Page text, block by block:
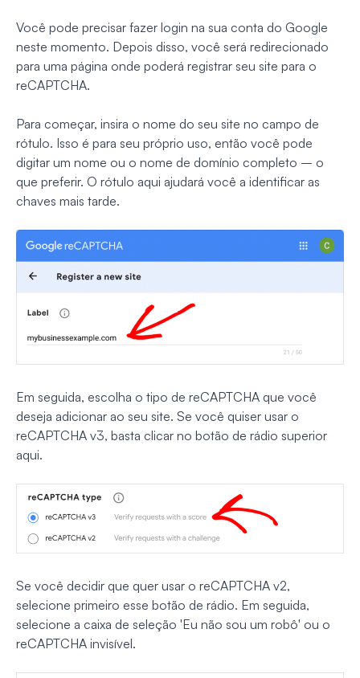
Você pode precisar fazer login na sua conta do Google
neste momento. Depois disso, você será redirecionado
para uma página onde poderá registrar seu site para o
reCAPTCHA.
Para começar, insira o nome do seu site no campo de
rótulo. Isso é para seu próprio uso, então você pode
digitar um nome ou o nome de domínio completo – o
que preferir. O rótulo aqui ajudará você a identificar as
chaves mais tarde.
Em seguida, escolha o tipo de reCAPTCHA que você
deseja adicionar ao seu site. Se você quiser usar o
reCAPTCHA v3, basta clicar no botão de rádio superior
aqui.
Se você decidir que quer usar o reCAPTCHA v2,
selecione primeiro esse botão de rádio. Em seguida,
selecione a caixa de seleção 'Eu não sou um robô' ou o
reCAPTCHA invisível.